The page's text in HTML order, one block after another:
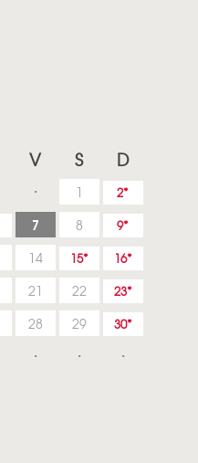
V S D
1 2
7 8 9
14 15 16
21 22 23
28 29 30